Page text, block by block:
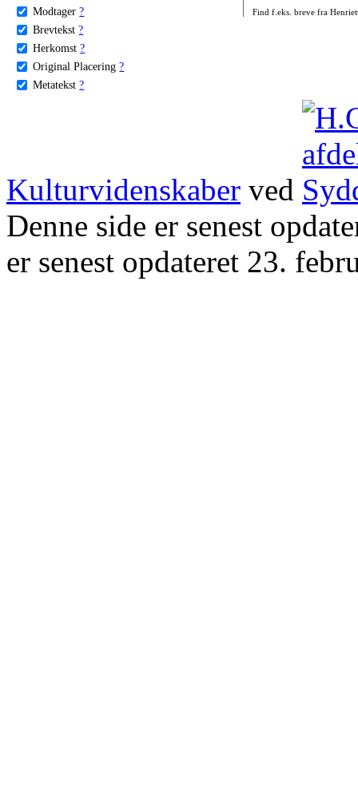
Modtager ?
Brevtekst ?
Herkomst ?
Original Placering ?
Metatekst ?
Find f.eks. breve fra
Kulturvidenskaber ved
Denne side er senest
er senest opdateret 23.